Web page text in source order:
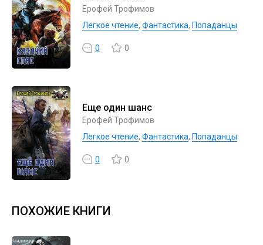
Ерофей Трофимов
Легкое чтение, Фантастика, Попаданцы
0 0
Еще один шанс
Ерофей Трофимов
Легкое чтение, Фантастика, Попаданцы
0 0
ПОХОЖИЕ КНИГИ